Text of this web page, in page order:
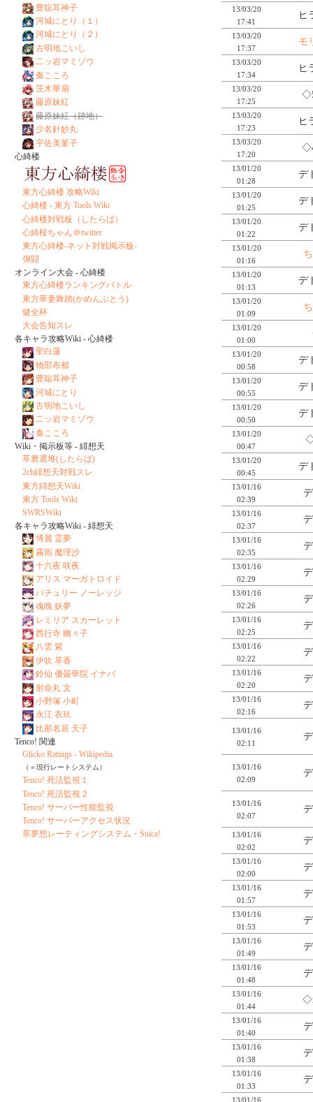
13/03/20
17:41
ヒ
13/03/20
17:37
モ
13/03/20
17:34
ヒ
13/03/20
17:25
13/03/20
17:23
ヒ
13/03/20
17:20
13/01/20
01:28
デ
13/01/20
01:25
デ
13/01/20
01:22
デ
13/01/20
01:16
13/01/20
01:13
デ
13/01/20
01:09
13/01/20
01:00
13/01/20
00:58
デ
13/01/20
00:55
デ
13/01/20
00:50
デ
13/01/20
00:47
13/01/20
00:45
デ
13/01/16
02:39
13/01/16
02:37
13/01/16
02:35
13/01/16
02:29
13/01/16
02:26
13/01/16
02:25
13/01/16
02:22
13/01/16
02:20
13/01/16
02:16
13/01/16
02:11
13/01/16
02:09
13/01/16
02:07
13/01/16
02:02
13/01/16
02:00
13/01/16
01:57
13/01/16
01:53
13/01/16
01:49
13/01/16
01:48
13/01/16
01:44
13/01/16
01:40
13/01/16
01:38
13/01/16
01:33
13/01/16
豊聡耳神子
河城にとり（１）
河城にとり（２）
古明地こいし
二ッ岩マミゾウ
秦こころ
茨木華扇
藤原妹紅
藤原妹紅（跡地）
少名針妙丸
宇佐美菫子
心綺楼
東方心綺楼 攻略Wiki
心綺楼 - 東方 Tools Wiki
心綺楼対戦板（したらば）
心綺桜ちゃん＠twitter
東方心綺楼-ネット対戦掲示板-
弾闘
オンライン大会 - 心綺楼
東方心綺楼ランキングバトル
東方華妻舞踏(かめんぶとう)
健全杯
大会告知スレ
各キャラ攻略Wiki - 心綺楼
聖白蓮
物部布都
豊聡耳神子
河城にとり
古明地こいし
二ッ岩マミゾウ
秦こころ
Wiki・掲示板等 - 緋想天
萃磨選堆(したらば)
2ch緋想天対戦スレ
東方緋想天Wiki
東方 Tools Wiki
SWRSWiki
各キャラ攻略Wiki - 緋想天
博麗 霊夢
霧雨 魔理沙
十六夜 咲夜
アリス マーガトロイド
パチュリー ノーレッジ
魂魄 妖夢
レミリア スカーレット
西行寺 幽々子
八雲 紫
伊吹 萃香
鈴仙 優曇華院 イナバ
射命丸 文
小野塚 小町
永江 衣玖
比那名居 天子
Tenco! 関連
Glicko Ratings - Wikipedia
（＝現行レートシステム）
Tenco! 死活監視１
Tenco! 死活監視２
Tenco! サーバー性能監視
Tenco! サーバーアクセス状況
萃夢想レーティングシステム・Suica!